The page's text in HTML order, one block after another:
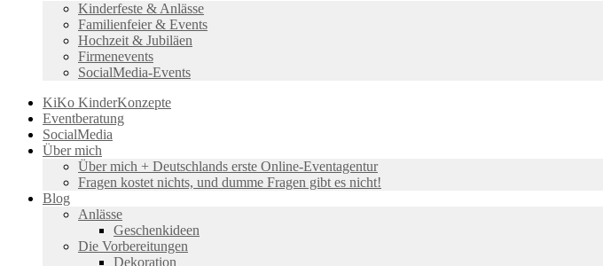
Kinderfeste & Anlässe
Familienfeier & Events
Hochzeit & Jubiläen
Firmenevents
SocialMedia-Events
KiKo KinderKonzepte
Eventberatung
SocialMedia
Über mich
Über mich + Deutschlands erste Online-Eventagentur
Fragen kostet nichts, und dumme Fragen gibt es nicht!
Blog
Anlässe
Geschenkideen
Die Vorbereitungen
Dekoration